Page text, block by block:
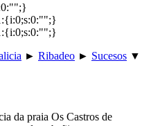
► Ribadeo ► Sucesos ▼
da praia Os Castros de